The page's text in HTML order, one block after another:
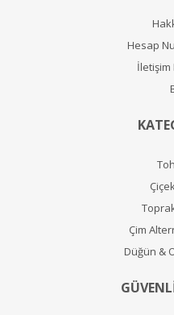
Hesap
İletişim
Çim
Düğün &